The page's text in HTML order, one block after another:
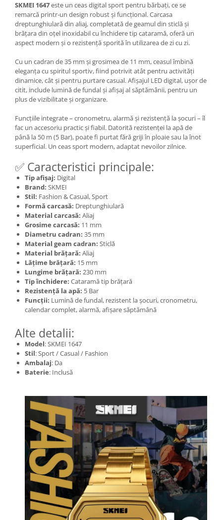
SKMEI 1647este un ceas digital sport pentru bărbați, ce se
remarcă printr-un design robust și funcțional. Carcasa
dreptunghiulară din aliaj, completată de geamul din sticlă și
brățara din oțel inoxidabil cu închidere tip cataramă, oferă un
aspect modern și o rezistență sporită în utilizarea de zi cu zi.
Cu un cadran de 35 mm și grosimea de 11 mm, ceasul îmbină
eleganța cu spiritul sportiv, fiind potrivit atât pentru activități
dinamice, cât și pentru purtare casual. Afișajul LED digital, ușor de
citit, include lumină de fundal și afișaj al săptămânii, pentru un
plus de vizibilitate și organizare.
Funcțiile integrate – cronometru, alarmă și rezistență la șocuri – îl
fac un accesoriu practic și fiabil. Datorită rezistenței la apă de
până la 50 m (5 Bar), poate fi purtat fără griji în ploaie sau la înot
superficial. Un ceas sport modern, adaptat nevoilor zilnice.
✅ Caracteristici principale:
Tip afișaj: Digital
Brand: SKMEI
Stil: Fashion & Casual, Sport
Formă carcasă: Dreptunghiulară
Material carcasă: Aliaj
Grosime carcasă: 11 mm
Diametru cadran: 35 mm
Material geam cadran: Sticlă
Material brățară: Aliaj
Lățime brățară: 15 mm
Lungime brățară: 230 mm
Tip închidere: Cataramă tip brățară
Rezistență la apă: 5 Bar
Funcții: Lumină de fundal, rezistent la șocuri, cronometru,
calendar complet, alarmă, afișare săptămână
Alte detalii:
Model: SKMEI 1647
Stil: Sport / Casual / Fashion
Ambalaj: Da
Baterie: Inclusă